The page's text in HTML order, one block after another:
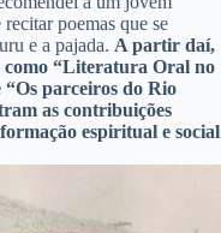
poemas que se
e a pajada. A partir daí,
como “Literatura Oral no
parceiros do Rio
as contribuições
espiritual e social